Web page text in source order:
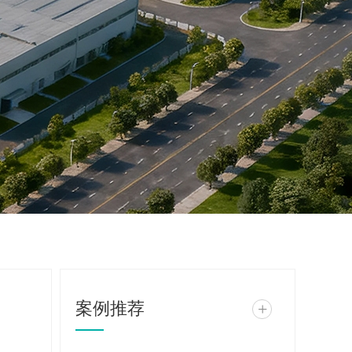
案例推荐 +